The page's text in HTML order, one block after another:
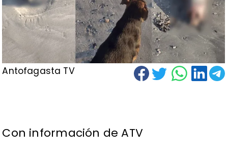
Antofagasta TV
Con información de ATV